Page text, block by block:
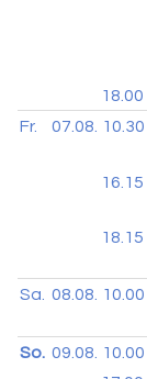
18.00
Fr.
07.08. 10.30
16.15
18.15
Sa.
08.08. 10.00
So. 09.08. 10.00